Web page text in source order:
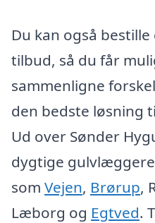
Du kan også
tilbud, så du får
sammenligne
den bedste løsning
Ud over Sønder
dygtige
som Vejen, Brørup,
Læborg og Egtved.